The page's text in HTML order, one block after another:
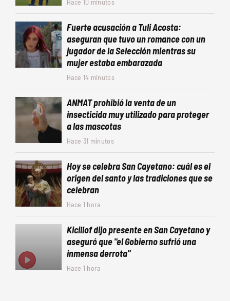
Hace 10 minutos
Fuerte acusación a Tuli Acosta:
aseguran que tuvo un romance con un
jugador de la Selección mientras su
mujer estaba embarazada
Hace 14 minutos
ANMAT prohibió la venta de un
insecticida muy utilizado para proteger
a las mascotas
Hace 31 minutos
Hoy se celebra San Cayetano: cuál es el
origen del santo y las tradiciones que se
celebran
Hace 1 hora
Kicillof dijo presente en San Cayetano y
aseguró que "el Gobierno sufrió una
inmensa derrota"
Hace 1 hora